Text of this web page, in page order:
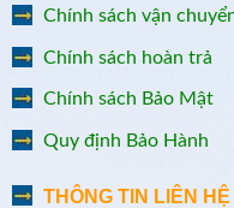
Chính sách vận
Chính sách hoàn trả
Chính sách Bảo Mật
Quy định Bảo Hành
THÔNG TIN LIÊN HỆ